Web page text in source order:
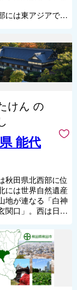
には東アジアで最
々から流れ出る二
傍らで、豊かなブ
み出す水と共に暮
や国道、コンビニ
せん。
ありませんが、豊
とその恵みを生か
引き継がれていま
しでも心を寄せて
ますと幸いです。
けん の
能代
秋田県北西部に位
には世界自然遺産
地が連なる「白神
関口」。西は日本
」が流れる自然豊
です。
田杉を中心とした
のまちとして栄
から昭和初期には
の木都」と称され